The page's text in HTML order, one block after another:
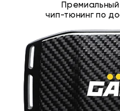
чип-тюнинг по